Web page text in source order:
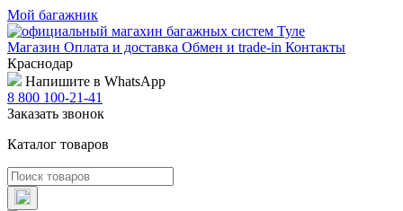
Мой багажник
Магазин Оплата и доставка Обмен и trade-in Контакты
Краснодар
Напишите в WhatsApp
8 800 100-21-41
Заказать звонок
Каталог товаров